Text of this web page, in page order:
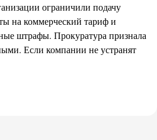
ограничили подачу
на коммерческий тариф и
штрафы. Прокуратура признала
Если компании не устранят